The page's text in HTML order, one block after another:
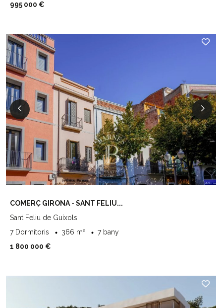
995 000 €
COMERÇ GIRONA - SANT FELIU...
Sant Feliu de Guíxols
7 Dormitoris
366 m²
7 bany
1 800 000 €